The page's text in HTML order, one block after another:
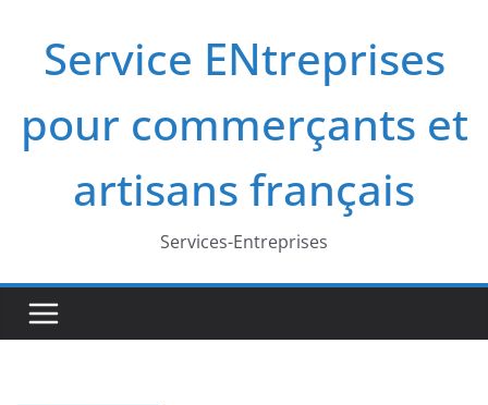
contenuService ENtreprises
pour commerçants et
artisans français
Services-Entreprises